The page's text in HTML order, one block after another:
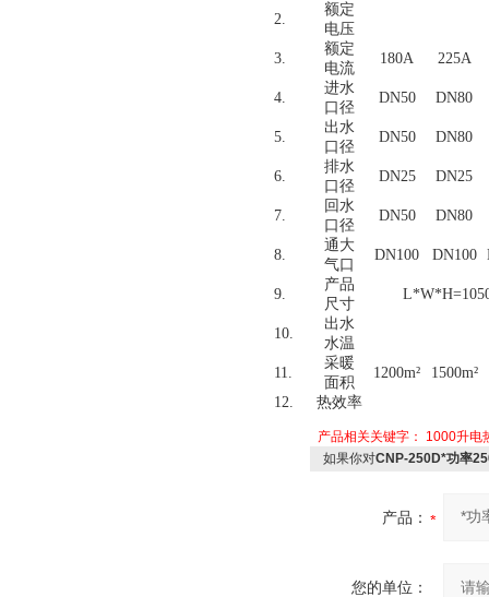
2.
额定
电压
3.
额定
电流
180A 225A
4.
进水
口径
DN50 DN80
5.
出水
口径
DN50 DN80
6.
排水
口径
DN25 DN25
7.
回水
口径
DN50 DN80
8.
通大
气口
DN100 DN100
9.
产品
尺寸
10.
出水
水温
11.
采暖
面积
1200m² 1500m²
12.
热效率
产品相关关键字： 1000升电
如果你对CNP-250D*功率
产品：
您的单位：